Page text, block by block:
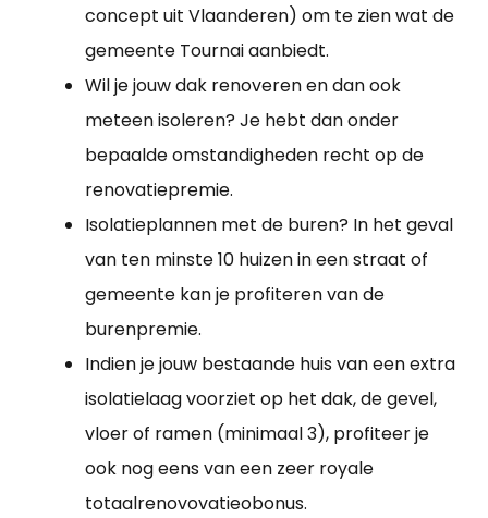
concept uit Vlaanderen) om te zien wat de
gemeente Tournai aanbiedt.
Wil je jouw dak renoveren en dan ook
meteen isoleren? Je hebt dan onder
bepaalde omstandigheden recht op de
renovatiepremie.
Isolatieplannen met de buren? In het geval
van ten minste 10 huizen in een straat of
gemeente kan je profiteren van de
burenpremie.
Indien je jouw bestaande huis van een extra
isolatielaag voorziet op het dak, de gevel,
vloer of ramen (minimaal 3), profiteer je
ook nog eens van een zeer royale
totaalrenovovatieobonus.